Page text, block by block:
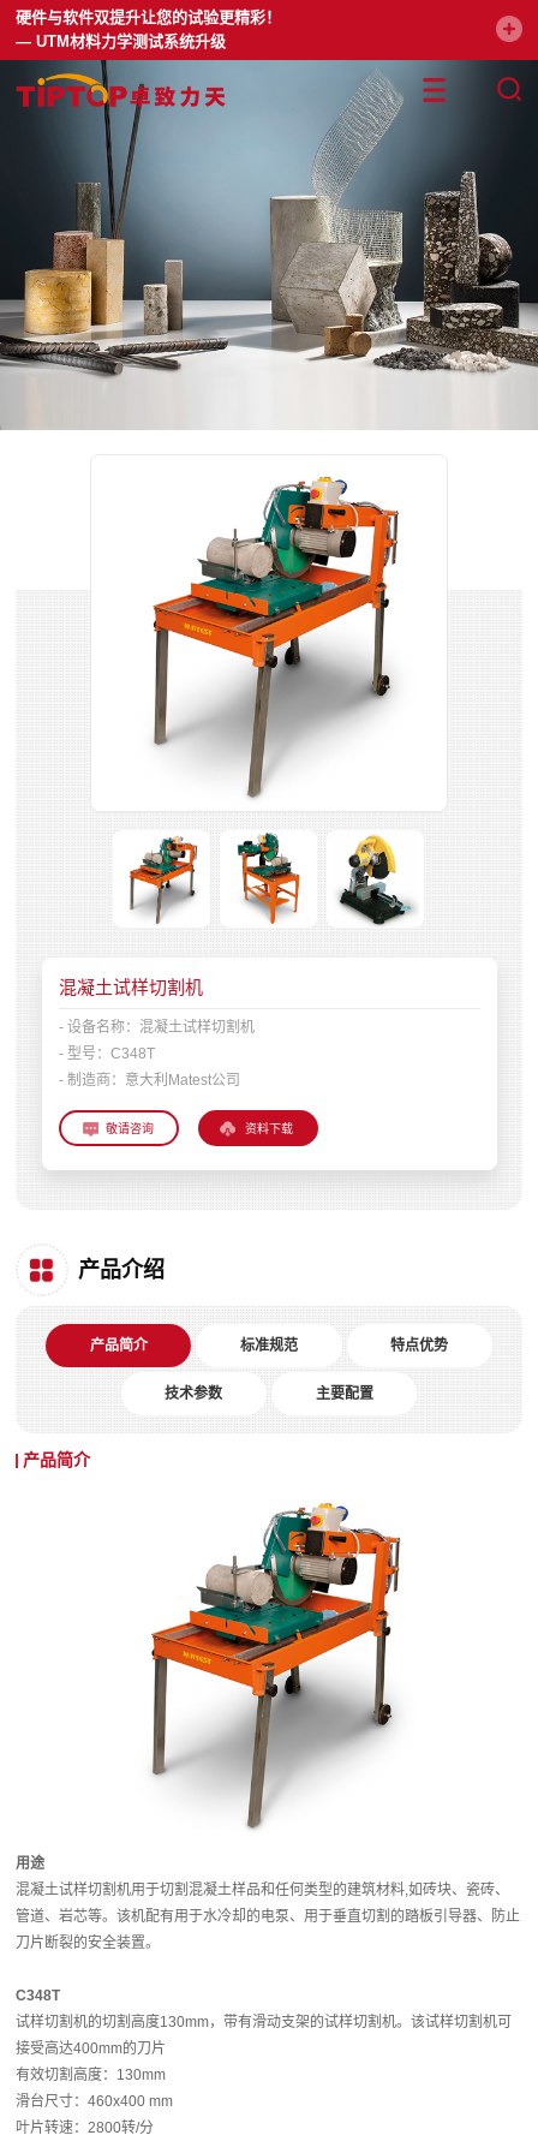
硬件与软件双提升让您的试验更精彩！
— UTM材料力学测试系统升级
混凝土试样切割机
- 设备名称：
混凝土试样切割机
- 型号： C348T
- 制造商：
意大利Matest公司
资料下载
产品介绍
产品简介 标准规范 特点优势
技术参数 主要配置
产品简介
用途
混凝土试样切割机用于切割混凝土样品和任何类型的建筑材料,如砖块、瓷砖、
管道、岩芯等。该机配有用于水冷却的电泵、用于垂直切割的踏板引导器、防止
刀片断裂的安全装置。
C348T
试样切割机的切割高度130mm，带有滑动支架的试样切割机。该试样切割机可
接受高达400mm的刀片
有效切割高度：130mm
滑台尺寸：460x400 mm
叶片转速：2800转/分